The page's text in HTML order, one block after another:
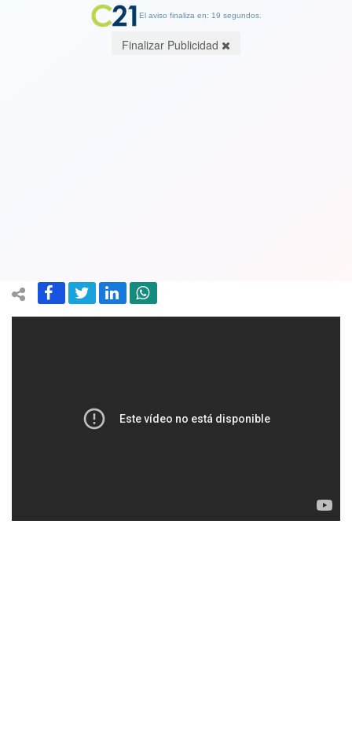
El aviso finaliza en: 19 segundos.
Finalizar Publicidad